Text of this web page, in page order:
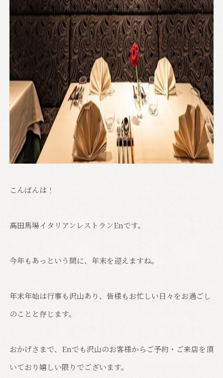
こんばんは！
高田馬場イタリアンレストランEnです。
今年もあっという間に、年末を迎えますね。
年末年始は行事も沢山あり、皆様もお忙しい日々をお過ごし
のことと存じます。
おかげさまで、Enでも沢山のお客様からご予約・ご来店を頂
いており嬉しい限りでございます。